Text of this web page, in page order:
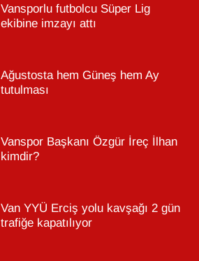
Vansporlu futbolcu Süper Lig
ekibine imzayı attı
Ağustosta hem Güneş hem Ay
tutulması
Vanspor Başkanı Özgür İreç İlhan
kimdir?
Van YYÜ Erciş yolu kavşağı 2 gün
trafiğe kapatılıyor